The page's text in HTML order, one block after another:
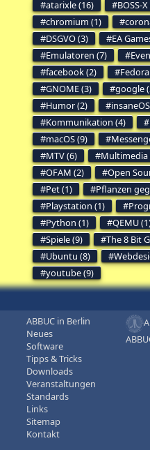
atarixle (16)
BOSS-
chromium (1)
DSGVO (3)
EA
Emulatoren (7)
facebook (2)
GNOME (3)
google
Humor (2)
Kommunikation (4)
macOS (9)
MTV (6)
Multimedia
OFAM (2)
Open
Pet (1)
Pflanzen
Playstation (1)
Python (1)
QEMU
Spiele (9)
The 8 Bit
Ubuntu (8)
youtube (9)
ABBUC in Berlin
Neues
Software
Tipps & Tricks
Downloads
Veranstaltungen
Standards
Links
Sitemap
Kontakt